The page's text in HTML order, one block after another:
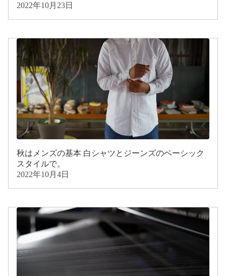
2022年10月23日
秋はメンズの基本 白シャツとジーンズのベーシック
スタイルで。
2022年10月4日